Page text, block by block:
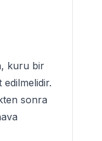
kuru bir
sonra